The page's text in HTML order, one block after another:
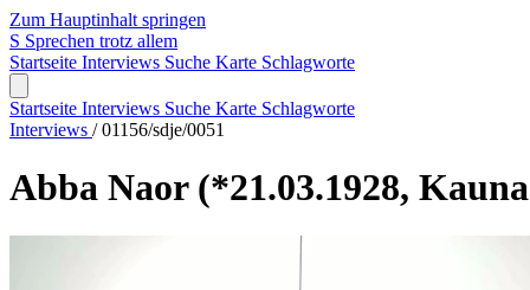
Zum Hauptinhalt springen
S Sprechen trotz allem
Startseite Interviews Suche Karte Schlagworte
Startseite Interviews Suche Karte Schlagworte
Interviews / 01156/sdje/0051
Abba Naor (*21.03.1928,